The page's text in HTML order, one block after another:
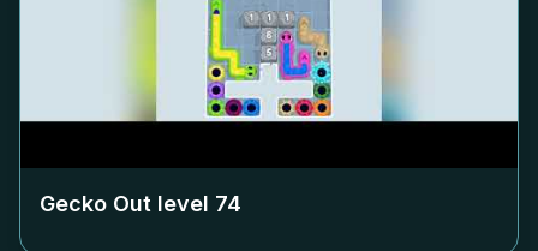
Gecko Out level 74